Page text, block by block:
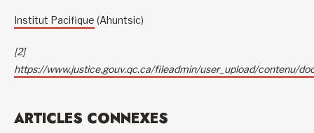
Institut Pacifique (Ahuntsic)
[2]
https://www.justice.gouv.qc.ca/fileadmin/user_upload/contenu/
ARTICLES CONNEXES